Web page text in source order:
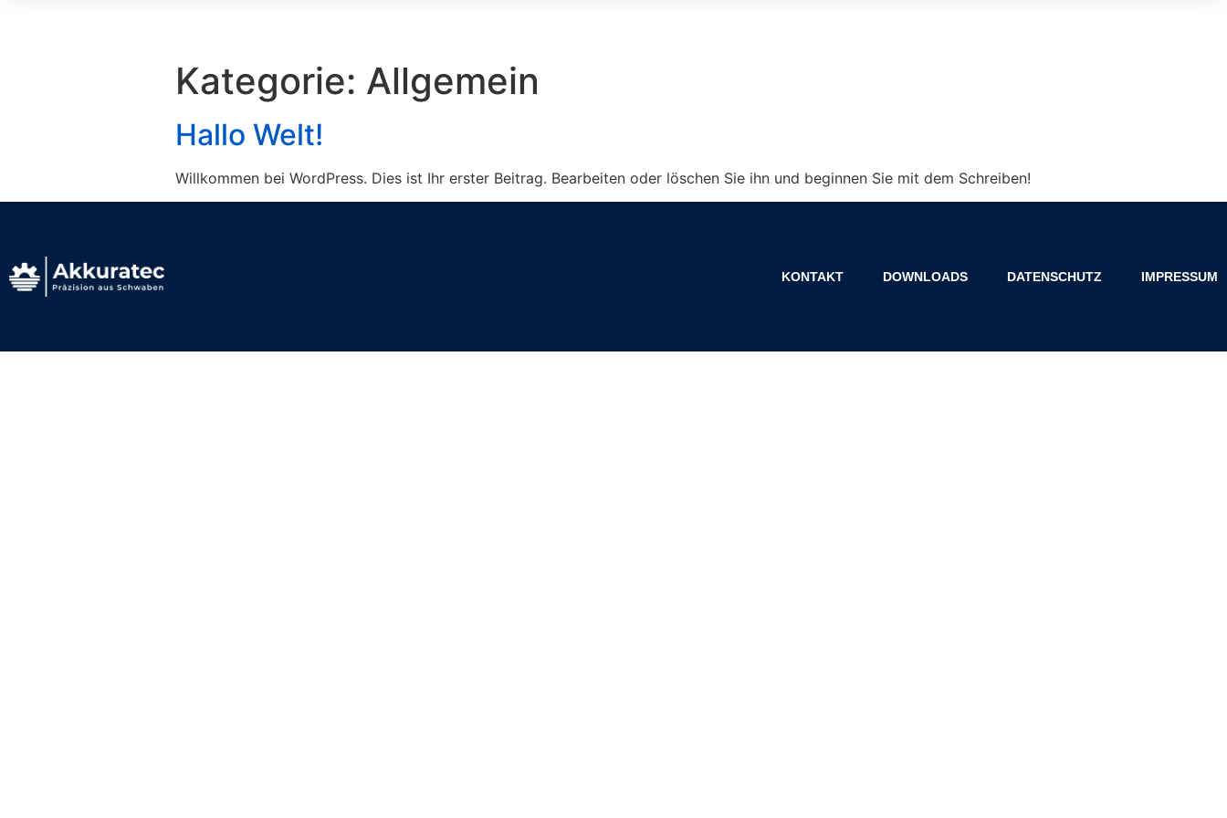
Kategorie: Allgemein
Hallo Welt!
Willkommen bei WordPress. Dies ist Ihr erster Beitrag. Bearbeiten oder löschen Sie ihn und beginnen Sie mit dem Schreiben!
KONTAKT DOWNLOADS DATENSCHUTZ IMPRESSUM